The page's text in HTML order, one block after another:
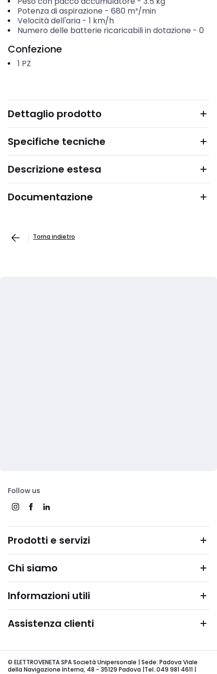
Potenza di aspirazione - 680 m³/min
Velocità dell'aria- 1 km/h
Numero delle batterie ricaricabili in dotazione - 0
Confezione
1 PZ
Dettaglio prodotto
Specifiche tecniche
Descrizione estesa
Documentazione
Torna indietro
Follow us
Prodotti e servizi
Chi siamo
Informazioni utili
Assistenza clienti
© ELETTROVENETA SPA Società Unipersonale | Sede: Padova Viale
della Navigazione Interna, 48 - 35129 Padova |Tel. 049 981 4611 |